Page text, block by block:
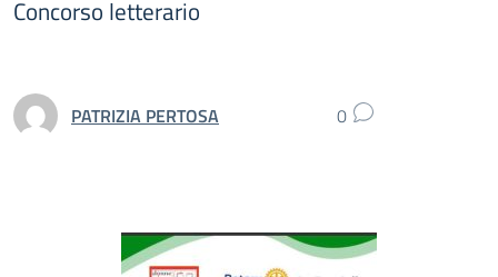
Concorso letterario
PATRIZIA PERTOSA 0